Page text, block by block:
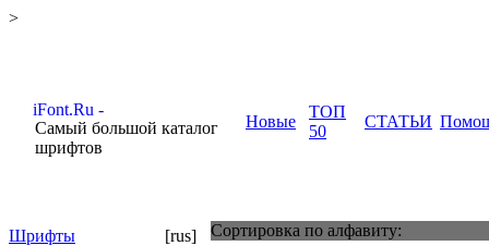
>
Самый большой каталог
шрифтов
Новые
ТОП
50
СТАТЬИ
Шрифты
[rus]
Сортировка по алфавиту: